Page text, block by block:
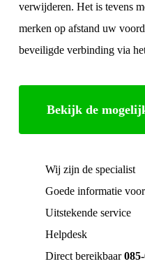
verwijderen. Het is tevens
merken op afstand uw
beveiligde verbinding via
Bekijk de
Wij zijn de specialist
Goede informatie
Uitstekende service
Helpdesk
Direct bereikbaar